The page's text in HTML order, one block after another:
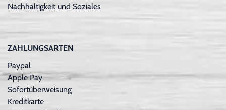
Nachhaltigkeit und Soziales
ZAHLUNGSARTEN
Paypal
Apple Pay
Sofortüberweisung
Kreditkarte